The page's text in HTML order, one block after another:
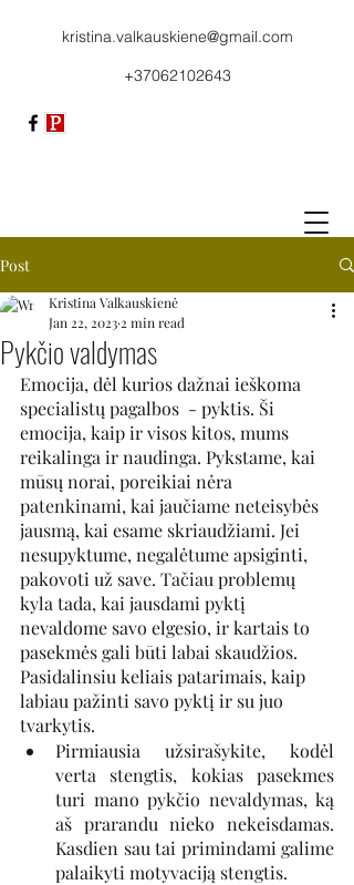
kristina.valkauskiene@gmail.com
+37062102643
Post
Pykčio valdymas
Kristina Valkauskienė
Jan 22, 2023 2 min read
Emocija, dėl kurios dažnai ieškoma
specialistų pagalbos  - pyktis. Ši
emocija, kaip ir visos kitos, mums
reikalinga ir naudinga. Pykstame, kai
mūsų norai, poreikiai nėra
patenkinami, kai jaučiame neteisybės
jausmą, kai esame skriaudžiami. Jei
nesupyktume, negalėtume apsiginti,
pakovoti už save. Tačiau problemų
kyla tada, kai jausdami pyktį
nevaldome savo elgesio, ir kartais to
pasekmės gali būti labai skaudžios.
Pasidalinsiu keliais patarimais, kaip
labiau pažinti savo pyktį ir su juo
tvarkytis.
Pirmiausia užsirašykite, kodėl
verta stengtis, kokias pasekmes
turi mano pykčio nevaldymas, ką
aš prarandu nieko nekeisdamas.
Kasdien sau tai primindami galime
palaikyti motyvaciją stengtis.